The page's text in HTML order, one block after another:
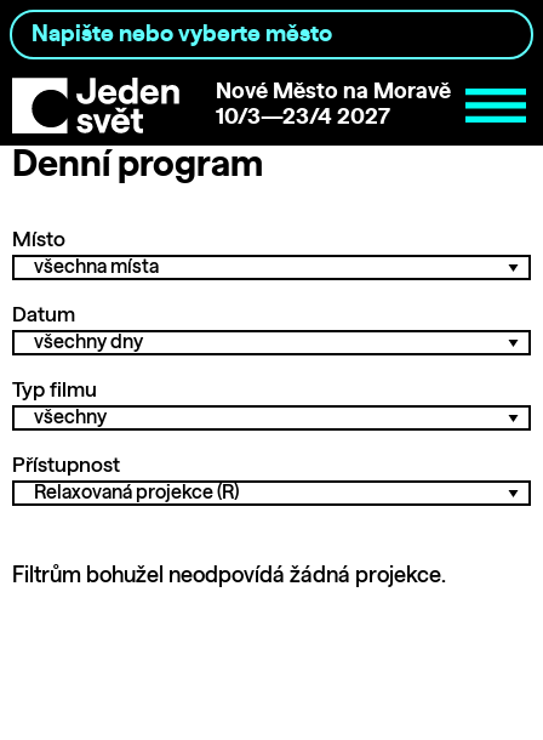
Nové Město na Moravě
10/3—23/4 2027
Denní program
Místo
Datum
Typ filmu
Přístupnost
Filtrům bohužel neodpovídá žádná projekce.